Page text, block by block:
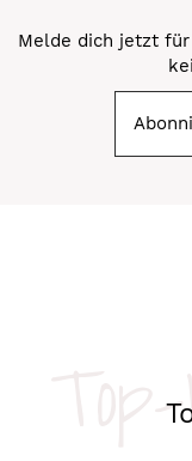
Melde dich jetzt